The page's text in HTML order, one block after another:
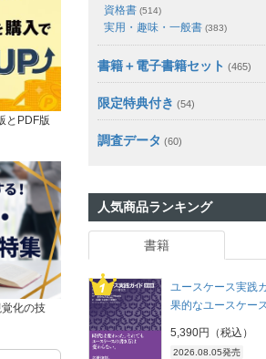
とPDF版
化の技
資格書 (514)
実用・趣味・一般書 (383)
書籍＋電子書籍セット (465)
限定特典付き (54)
調査データ (60)
人気商品ランキング
書籍
ユースケース実践
果的なユースケー
5,390円（税込）
2026.08.05発売